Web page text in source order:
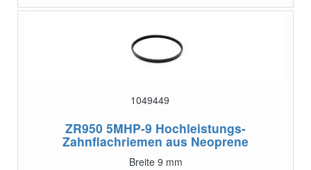
1049449
ZR950 5MHP-9 Hochleistungs-
Zahnflachriemen aus Neoprene
Breite 9 mm